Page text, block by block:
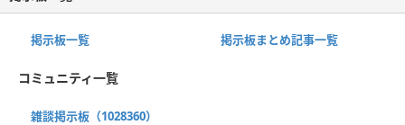
掲示板一覧 掲示板まとめ記事一覧
コミュニティ一覧
雑談掲示板（1028360）